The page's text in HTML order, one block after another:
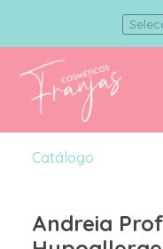
Catálogo
Andreia